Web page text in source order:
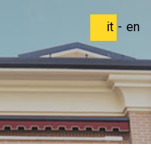
it - en